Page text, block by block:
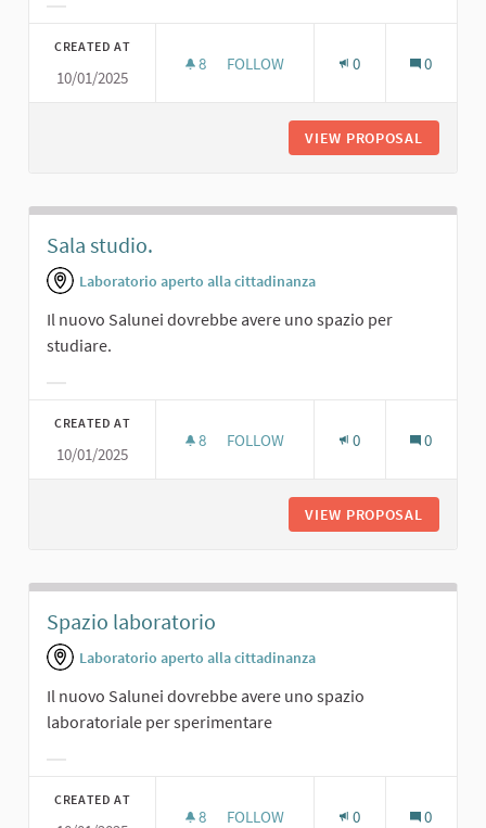
CREATED AT
10/01/2025
8 8 FOLLOWERS
FOLLOW 0 0
VIEW PROPOSAL
Sala studio.
Laboratorio aperto alla cittadinanza
Il nuovo Salunei dovrebbe avere uno spazio per
studiare.
CREATED AT
10/01/2025
8 8 FOLLOWERS
FOLLOW 0 0
VIEW PROPOSAL
Spazio laboratorio
Laboratorio aperto alla cittadinanza
Il nuovo Salunei dovrebbe avere uno spazio
laboratoriale per sperimentare
CREATED AT
8 8 FOLLOWERS
FOLLOW 0 0